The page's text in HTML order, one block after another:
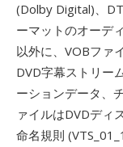
(Dolby Digital)、
ーマットのオーデ
以外に、VOBファ
DVD字幕ストリー
ーションデータ、
ァイルはDVDディ
命名規則